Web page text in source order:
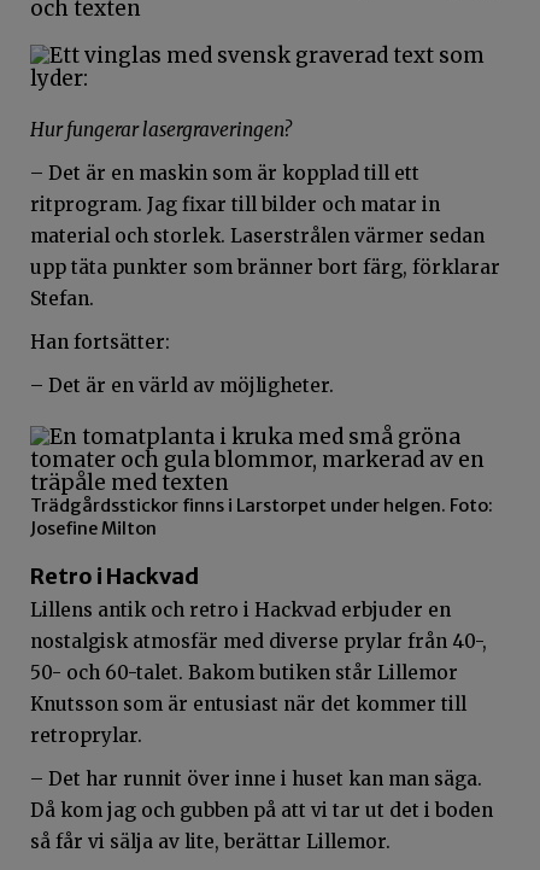
Hur fungerar lasergraveringen?
– Det är en maskin som är kopplad till ett
ritprogram. Jag fixar till bilder och matar in
material och storlek. Laserstrålen värmer sedan
upp täta punkter som bränner bort färg, förklarar
Stefan.
Han fortsätter:
– Det är en värld av möjligheter.
Trädgårdsstickor finns i Larstorpet under helgen. Foto:
Josefine Milton
Retro i Hackvad
Lillens antik och retro i Hackvad erbjuder en
nostalgisk atmosfär med diverse prylar från 40-,
50- och 60-talet. Bakom butiken står Lillemor
Knutsson som är entusiast när det kommer till
retroprylar.
– Det har runnit över inne i huset kan man säga.
Då kom jag och gubben på att vi tar ut det i boden
så får vi sälja av lite, berättar Lillemor.